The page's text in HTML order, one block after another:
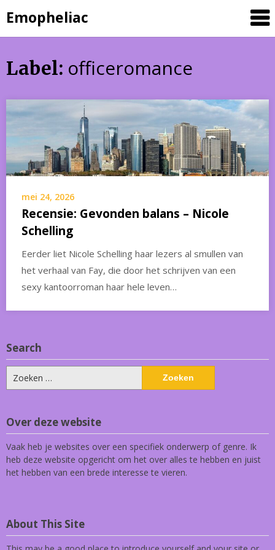
to
content
Emopheliac
Label: officeromance
mei 24, 2026
Recensie: Gevonden balans – Nicole
Schelling
Eerder liet Nicole Schelling haar lezers al smullen van
het verhaal van Fay, die door het schrijven van een
sexy kantoorroman haar hele leven…
Search
Zoeken
naar:
Over deze website
Vaak heb je websites over een specifiek onderwerp of genre. Ik
heb deze website opgericht om het over alles te hebben en juist
het hebben van een brede interesse te vieren.
About This Site